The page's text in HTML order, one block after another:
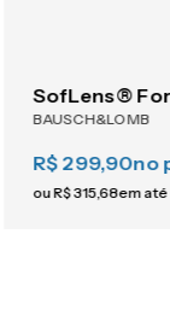
SofLens®
BAUSCH&LOMB
R$ 299,90no
ouR$315,68em até